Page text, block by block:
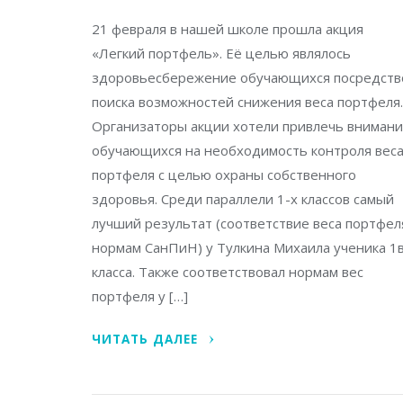
21 февраля в нашей школе прошла акция
«Легкий портфель». Её целью являлось
здоровьесбережение обучающихся
поиска возможностей снижения веса портфеля.
Организаторы акции хотели привлечь
обучающихся на необходимость контроля веса
портфеля с целью охраны собственного
здоровья. Среди параллели 1-х классов самый
лучший результат (соответствие веса
нормам СанПиН) у Тулкина Михаила ученика 1в
класса. Также соответствовал нормам вес
портфеля у […]
ЧИТАТЬ ДАЛЕЕ